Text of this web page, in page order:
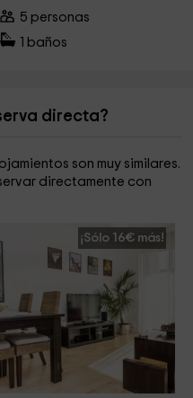
5 personas
baños
directa?
son muy similares.
directamente con
¡Sólo 16€ más!